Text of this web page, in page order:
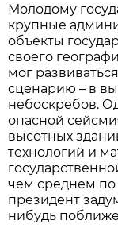
Молодому
крупные
объекты
своего
мог
сценарию – в
небоскребов.
опасной
высотных
технологий и
чем среднем по
президент
нибудь